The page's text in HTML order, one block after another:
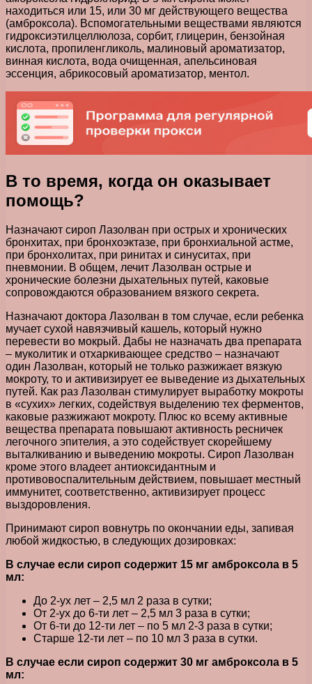
находиться или 15, или 30 мг действующего вещества
(амброксола). Вспомогательными веществами являются
гидроксиэтилцеллюлоза, сорбит, глицерин, бензойная
кислота, пропиленгликоль, малиновый ароматизатор,
винная кислота, вода очищенная, апельсиновая
эссенция, абрикосовый ароматизатор, ментол.
В то время, когда он оказывает
помощь?
Назначают сироп Лазолван при острых и хронических
бронхитах, при бронхоэктазе, при бронхиальной астме,
при бронхолитах, при ринитах и синуситах, при
пневмонии. В общем, лечит Лазолван острые и
хронические болезни дыхательных путей, каковые
сопровождаются образованием вязкого секрета.
Назначают доктора Лазолван в том случае, если ребенка
мучает сухой навязчивый кашель, который нужно
перевести во мокрый. Дабы не назначать два препарата
– муколитик и отхаркивающее средство – назначают
один Лазолван, который не только разжижает вязкую
мокроту, то и активизирует ее выведение из дыхательных
путей. Как раз Лазолван стимулирует выработку мокроты
в «сухих» легких, содействуя выделению тех ферментов,
каковые разжижают мокроту. Плюс ко всему активные
вещества препарата повышают активность ресничек
легочного эпителия, а это содействует скорейшему
выталкиванию и выведению мокроты. Сироп Лазолван
кроме этого владеет антиоксидантным и
противовоспалительным действием, повышает местный
иммунитет, соответственно, активизирует процесс
выздоровления.
Принимают сироп вовнутрь по окончании еды, запивая
любой жидкостью, в следующих дозировках:
В случае если сироп содержит 15 мг амброксола в 5
мл:
До 2-ух лет – 2,5 мл 2 раза в сутки;
От 2-ух до 6-ти лет – 2,5 мл 3 раза в сутки;
От 6-ти до 12-ти лет – по 5 мл 2-3 раза в сутки;
Старше 12-ти лет – по 10 мл 3 раза в сутки.
В случае если сироп содержит 30 мг амброксола в 5
мл: